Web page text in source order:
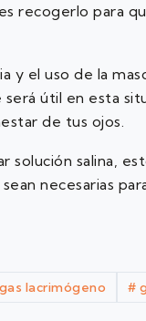
recogerlo para
y el uso de la
útil en esta
de tus ojos.
solución salina,
necesarias
gas lacrimógeno #